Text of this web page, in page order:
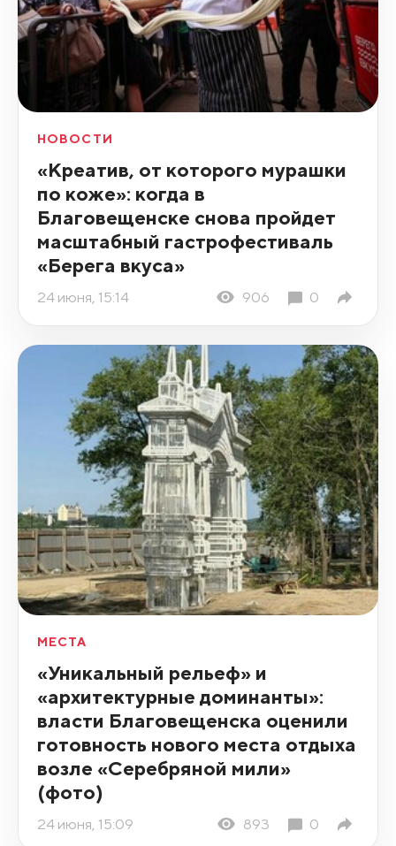
НОВОСТИ
«Креатив, от которого мурашки
по коже»: когда в
Благовещенске снова пройдет
масштабный гастрофестиваль
«Берега вкуса»
24 июня, 15:14 906 0
МЕСТА
«Уникальный рельеф» и
«архитектурные доминанты»:
власти Благовещенска оценили
готовность нового места отдыха
возле «Серебряной мили»
(фото)
24 июня, 15:09 893 0